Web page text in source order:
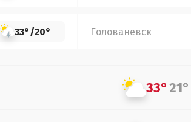
33°/20° Голованевск
33°21°